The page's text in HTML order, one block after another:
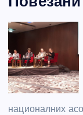
c
e
b
o
o
k
ss
e
n
g
er
er
националних